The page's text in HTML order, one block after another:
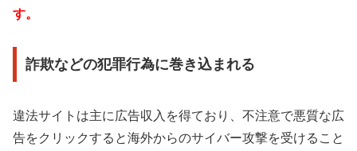
す。
詐欺などの犯罪行為に巻き込まれる
違法サイトは主に広告収入を得ており、不注意で悪質な広
告をクリックすると海外からのサイバー攻撃を受けること